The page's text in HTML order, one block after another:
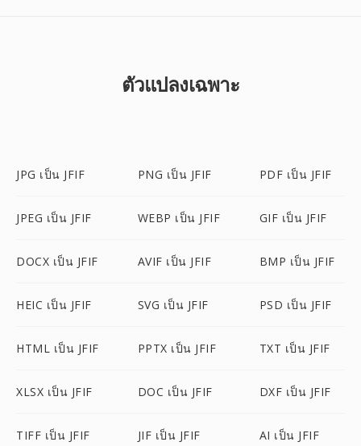
ตัวแปลงเฉพาะ
JPG เป็น JFIF PNG เป็น JFIF PDF เป็น JFIF
JPEG เป็น JFIF WEBP เป็น JFIF GIF เป็น JFIF
DOCX เป็น JFIF AVIF เป็น JFIF BMP เป็น JFIF
HEIC เป็น JFIF SVG เป็น JFIF PSD เป็น JFIF
HTML เป็น JFIF PPTX เป็น JFIF TXT เป็น JFIF
XLSX เป็น JFIF DOC เป็น JFIF DXF เป็น JFIF
TIFF เป็น JFIF JIF เป็น JFIF AI เป็น JFIF